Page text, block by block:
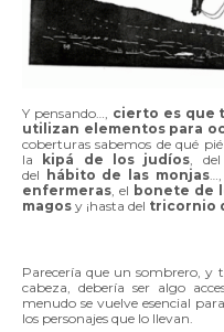
Y pensando…, cierto es que
utilizan elementos para
coberturas sabemos de qué
la
kipá de los judíos, del
del
hábito de las monjas
enfermeras, el bonete de
magos y ¡hasta del tricornio
Parecería que un sombrero, y
cabeza, debería ser algo
menudo se vuelve esencial
los personajes que lo llevan.